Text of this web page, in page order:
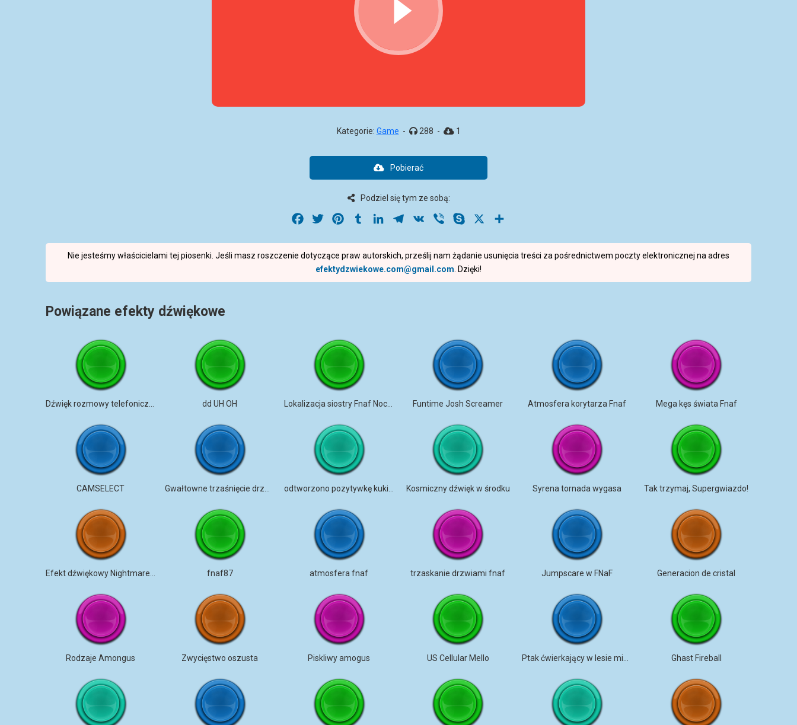
Kategorie: Game - 288 - 1
Pobierać
Podziel się tym ze sobą:
Facebook
Twitter PinterestTumblrLinkedInTelegram
VK Viber Skype
Nie jesteśmy właścicielami tej piosenki. Jeśli masz roszczenie dotyczące praw autorskich, prześlij nam żądanie usunięcia treści za pośrednictwem poczty elektronicznej na adres
efektydzwiekowe.com@gmail.com . Dzięki!
Powiązane efekty dźwiękowe
dd UH OH Lokalizacja siostry Fnaf Nocny start Funtime Josh Screamer Atmosfera korytarza Fnaf Mega kęs świata Fnaf
CAMSELECT Kosmiczny dźwięk w środku Syrena tornada wygasa Tak trzymaj, Supergwiazdo!
fnaf87 atmosfera fnaf trzaskanie drzwiami fnaf Jumpscare w FNaF Generacion de cristal
Rodzaje Amongus Zwycięstwo oszusta Piskliwy amogus US Cellular Mello Ghast Fireball